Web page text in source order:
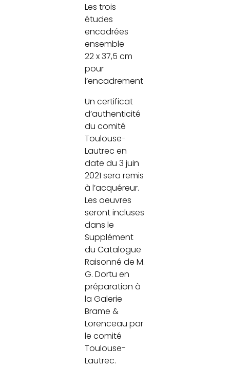
Les trois
études
encadrées
ensemble
22 x 37,5 cm
pour
l’encadrement
Un certificat
d’authenticité
du comité
Toulouse-
Lautrec en
date du 3 juin
2021 sera remis
à l’acquéreur.
Les oeuvres
seront incluses
dans le
Supplément
du Catalogue
Raisonné de M.
G. Dortu en
préparation à
la Galerie
Brame &
Lorenceau par
le comité
Toulouse-
Lautrec.